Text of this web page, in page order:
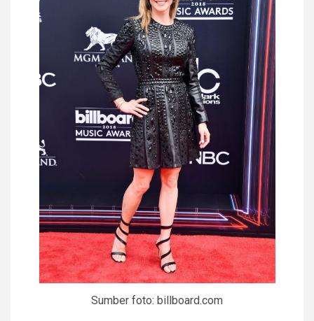
Sumber foto: billboard.com